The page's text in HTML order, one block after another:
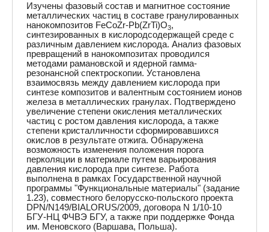
Изучены фазовый состав и магнитное состояние
металлических частиц в составе гранулированных
нанокомпозитов FeCoZr-Pb(ZrTi)O3,
синтезированных в кислородсодержащей среде с
различным давлением кислорода. Анализ фазовых
превращений в нанокомпозитах проводился
методами рамановской и ядерной гамма-
резонансной спектроскопии. Установлена
взаимосвязь между давлением кислорода при
синтезе композитов и валентным состоянием ионов
железа в металлических гранулах. Подтверждено
увеличение степени окисления металлических
частиц с ростом давления кислорода, а также
степени кристалличности сформировавшихся
окислов в результате отжига. Обнаружена
возможность изменения положения порога
перколяции в материале путем варьирования
давления кислорода при синтезе. Работа
выполнена в рамках Государственной научной
программы "Функциональные материалы" (задание
1.23), совместного белорусско-польского проекта
DPN/N149/BIALORUS/2009, договора N 1/10-10
БГУ-НЦ ФЧВЭ БГУ, а также при поддержке Фонда
им. Меновского (Варшава, Польша).